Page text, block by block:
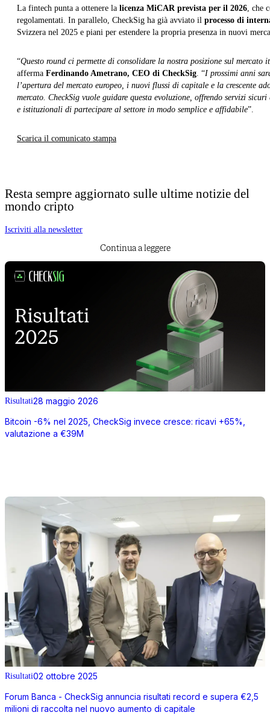
La fintech punta a ottenere la licenza MiCAR prevista per il 2026 , che
regolamentati. In parallelo, CheckSig ha già avviato il processo di
Svizzera nel 2025 e piani per estendere la propria presenza in nuovi
“Questo round ci permette di consolidare la nostra posizione sul mercato
afferma Ferdinando Ametrano, CEO di CheckSig . “I prossimi anni
l’apertura del mercato europeo, i nuovi flussi di capitale e la crescente
mercato. CheckSig vuole guidare questa evoluzione, offrendo servizi
e istituzionali di partecipare al settore in modo semplice e affidabile”.
Scarica il comunicato stampa
Resta sempre aggiornato sulle ultime notizie del
mondo cripto
Iscriviti alla newsletter
Continua a leggere
Risultati28 maggio 2026
Bitcoin -6% nel 2025, CheckSig invece cresce: ricavi +65%,
valutazione a €39M
Risultati02 ottobre 2025
Forum Banca - CheckSig annuncia risultati record e supera €2,5
milioni di raccolta nel nuovo aumento di capitale